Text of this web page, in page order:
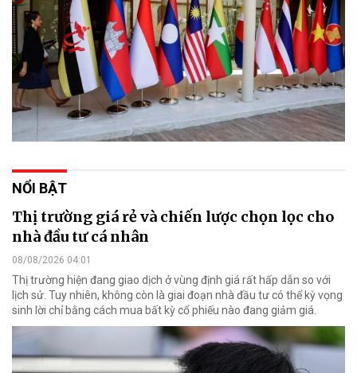
NỔI BẬT
Thị trường giá rẻ và chiến lược chọn lọc cho
nhà đầu tư cá nhân
08/08/2026 04:01
Thị trường hiện đang giao dịch ở vùng định giá rất hấp dẫn so với
lịch sử. Tuy nhiên, không còn là giai đoạn nhà đầu tư có thể kỳ vọng
sinh lời chỉ bằng cách mua bất kỳ cổ phiếu nào đang giảm giá.